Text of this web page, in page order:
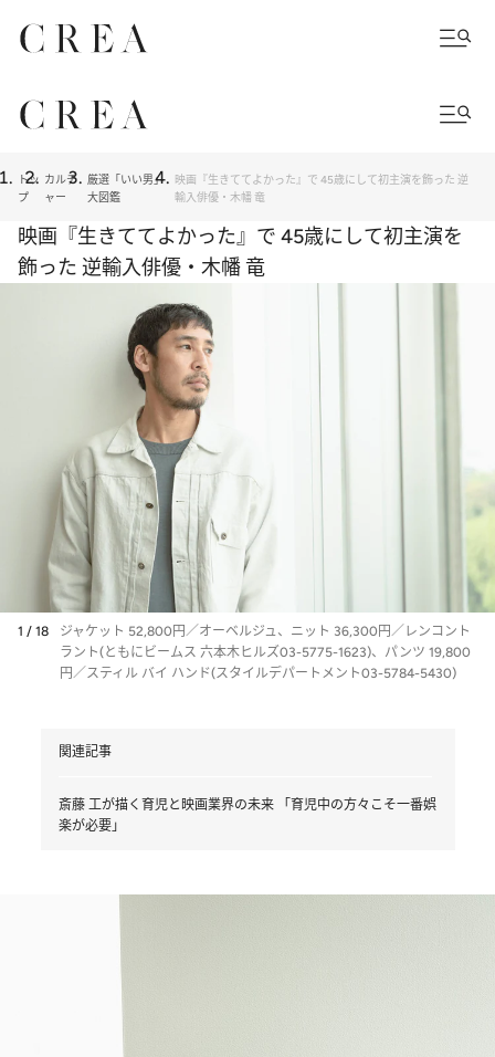
トッ
プ
カルチ
ャー
厳選「いい男」
大図鑑
映画『生きててよかった』で 45歳にして初主演を飾った 逆
輸入俳優・木幡 竜
映画『生きててよかった』で 45歳にして初主演を
飾った 逆輸入俳優・木幡 竜
1 / 18
ジャケット 52,800円／オーベルジュ、ニット 36,300円／レンコント
ラント(ともにビームス 六本木ヒルズ03-5775-1623)、パンツ 19,800
円／スティル バイ ハンド(スタイルデパートメント03-5784-5430)
関連記事
斎藤 工が描く育児と映画業界の未来 「育児中の方々こそ一番娯
楽が必要」